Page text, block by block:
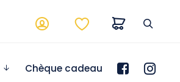
Chèque cadeau